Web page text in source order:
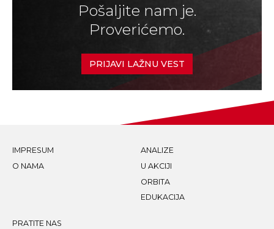
Pošaljite nam je.
Proverićemo.
PRIJAVI LAŽNU VEST
IMPRESUM
O NAMA
ANALIZE
U AKCIJI
ORBITA
EDUKACIJA
PRATITE NAS